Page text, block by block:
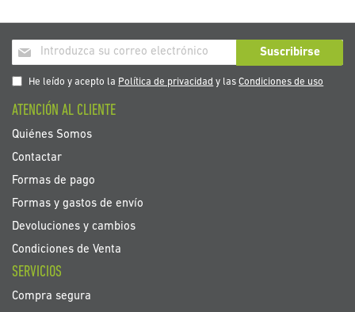
Inscríbase
a
nuestro
de
noticias:
Suscribirse
He leído y acepto la Política de privacidad y lasCondiciones de uso
ATENCIÓN AL CLIENTE
Quiénes Somos
Contactar
Formas de pago
Formas y gastos de envío
Devoluciones y cambios
Condiciones de Venta
SERVICIOS
Compra segura